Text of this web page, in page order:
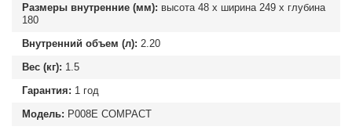
Размеры внутренние (мм): высота 48 х ширина 249 х глубина
180
Внутренний объем (л): 2.20
Вес (кг): 1.5
Гарантия: 1 год
Модель: P008E COMPACT